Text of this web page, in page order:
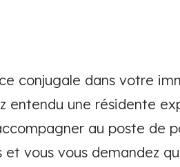
conjugale dans votre
entendu une résidente
au poste de
vous vous demandez